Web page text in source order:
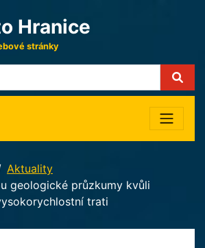
Hranice
stránky
Aktuality
geologické průzkumy kvůli
trati